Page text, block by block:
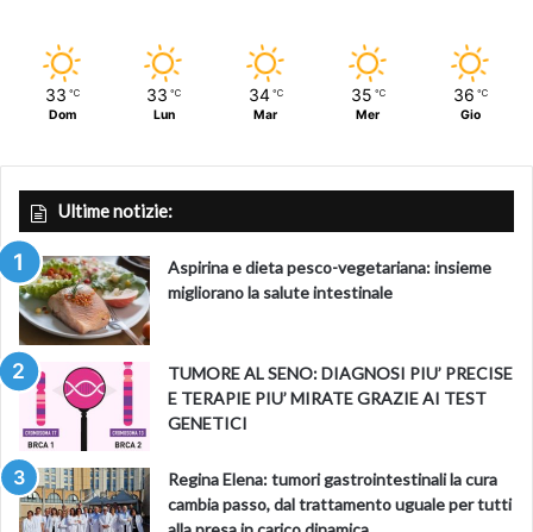
33 ℃
Dom
33 ℃
Lun
34 ℃
Mar
35 ℃
Mer
36 ℃
Gio
Ultime notizie:
Aspirina e dieta pesco-vegetariana: insieme
migliorano la salute intestinale
TUMORE AL SENO: DIAGNOSI PIU’ PRECISE
E TERAPIE PIU’ MIRATE GRAZIE AI TEST
GENETICI
Regina Elena: tumori gastrointestinali la cura
cambia passo, dal trattamento uguale per tutti